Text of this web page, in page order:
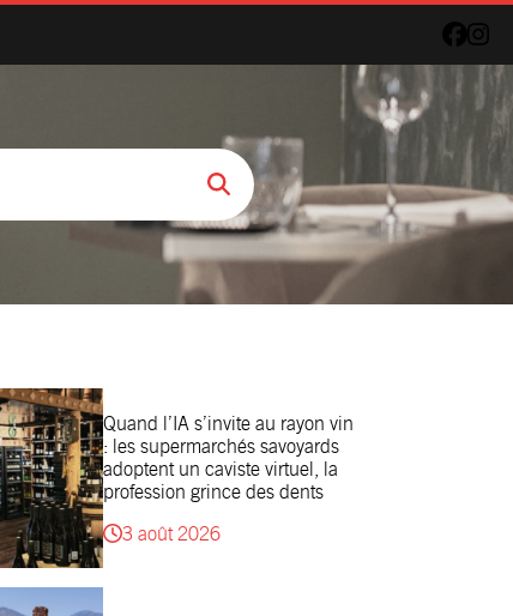
Quand l’IA s’invite au rayon vin
: les supermarchés savoyards
adoptent un caviste virtuel, la
profession grince des dents
3 août 2026